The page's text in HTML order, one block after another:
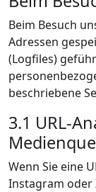
Beim Besuch
Adressen
(Logfiles)
beschriebene
3.1 URL-
Wenn Sie eine
Instagram oder